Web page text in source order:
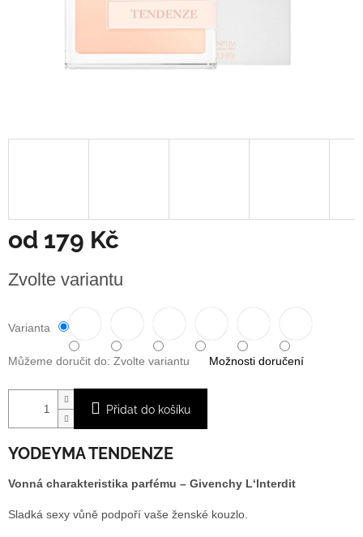
od 179 Kč
cena:
Zvolte variantu
Varianta
Můžeme doručit do: Zvolte variantu Možnosti doručení
Přidat do košíku
YODEYMA TENDENZE
Vonná charakteristika parfému – Givenchy L‘lnterdit
Sladká sexy vůně podpoří vaše ženské kouzlo.